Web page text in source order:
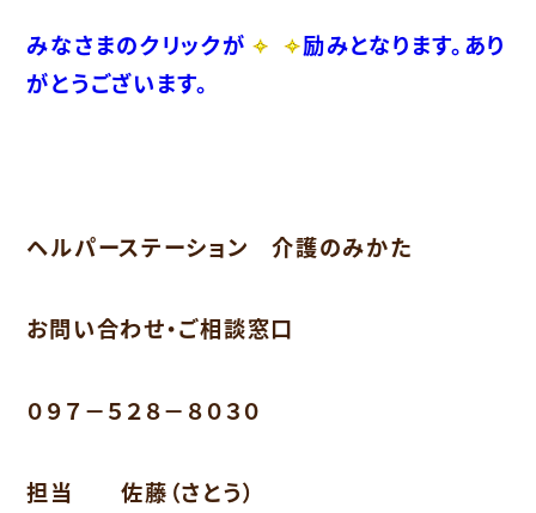
みなさまのクリックが
励みとなります。あり
がとうございます。
ヘルパーステーション 介護のみかた
お問い合わせ・ご相談窓口
０９７－５２８－８０３０
担当 佐藤（さとう）